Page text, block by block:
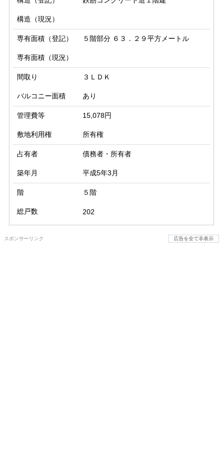
構造（現況）
専有面積（登記） ５階部分 ６３．２９平方メートル
専有面積（現況）
間取り ３ＬＤＫ
バルコニー面積 あり
管理費等 15,078円
敷地利用権 所有権
占有者 債務者・所有者
築年月 平成5年3月
階 ５階
総戸数 202
スポンサーリンク 広告を全て非表示